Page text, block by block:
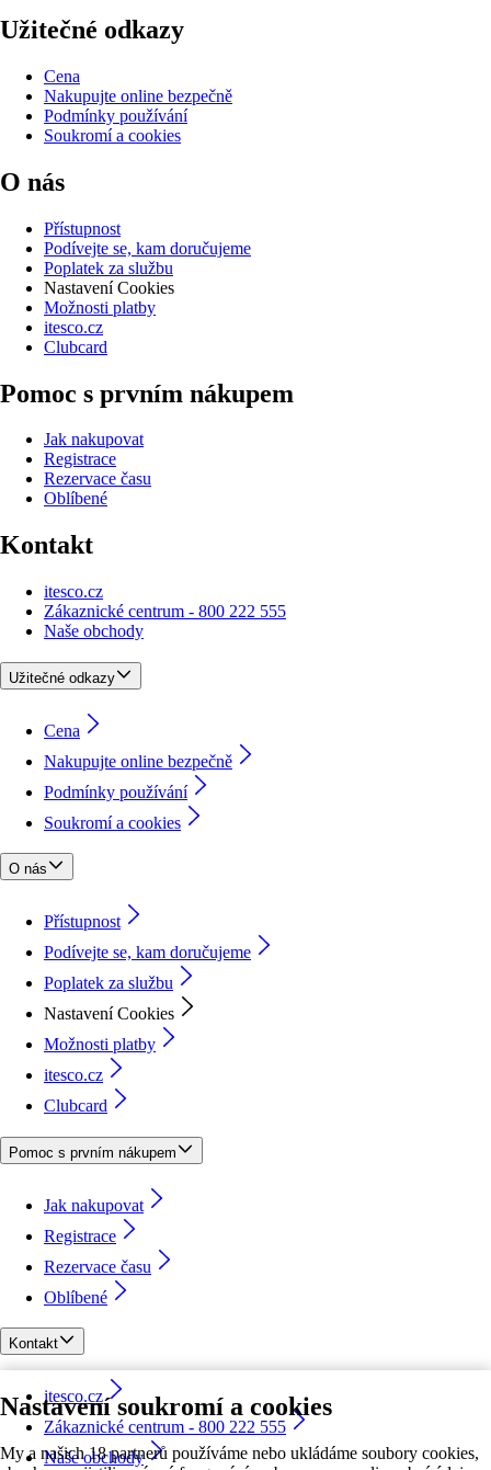
Nastavení soukromí a cookies
My a našich 18 partnerů používáme nebo ukládáme soubory cookies,
Užitečné odkazy
Cena
Nakupujte online bezpečně
Podmínky používání
Soukromí a cookies
O nás
Přístupnost
Podívejte se, kam doručujeme
Poplatek za službu
Nastavení Cookies
Možnosti platby
itesco.cz
Clubcard
Pomoc s prvním nákupem
Jak nakupovat
Registrace
Rezervace času
Oblíbené
Kontakt
itesco.cz
Zákaznické centrum - 800 222 555
Naše obchody
Užitečné odkazy
Cena
Nakupujte online bezpečně
Podmínky používání
Soukromí a cookies
O nás
Přístupnost
Podívejte se, kam doručujeme
Poplatek za službu
Nastavení Cookies
Možnosti platby
itesco.cz
Clubcard
Pomoc s prvním nákupem
Jak nakupovat
Registrace
Rezervace času
Oblíbené
Kontakt
itesco.cz
Zákaznické centrum - 800 222 555
Naše obchody